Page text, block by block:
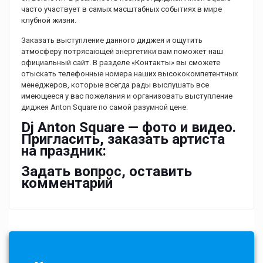
часто участвует в самых масштабных событиях в мире
клубной жизни.
Заказать выступление данного диджея и ощутить
атмосферу потрясающей энергетики вам поможет наш
официальный сайт. В разделе «Контакты» вы сможете
отыскать телефонные номера наших высококомпетентных
менеджеров, которые всегда рады выслушать все
имеющееся у вас пожелания и организовать выступление
диджея Anton Square по самой разумной цене.
Dj Anton Square — фото и видео.
Пригласить, заказать артиста
на праздник:
Задать вопрос, оставить
комментарий